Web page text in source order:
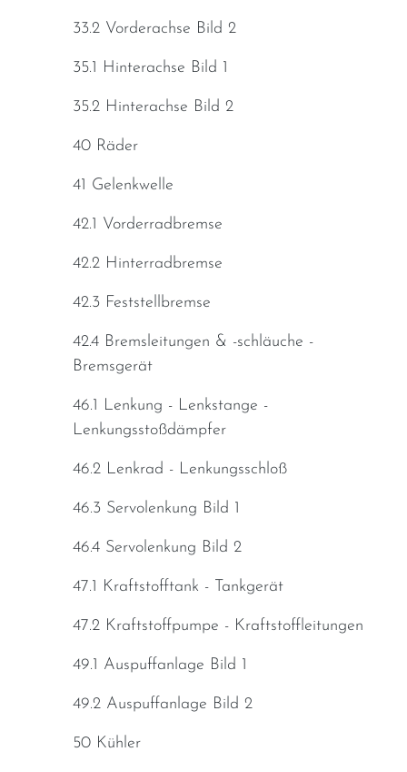
33.2 Vorderachse Bild 2
35.1 Hinterachse Bild 1
35.2 Hinterachse Bild 2
40 Räder
41 Gelenkwelle
42.1 Vorderradbremse
42.2 Hinterradbremse
42.3 Feststellbremse
42.4 Bremsleitungen & -schläuche -
Bremsgerät
46.1 Lenkung - Lenkstange -
Lenkungsstoßdämpfer
46.2 Lenkrad - Lenkungsschloß
46.3 Servolenkung Bild 1
46.4 Servolenkung Bild 2
47.1 Kraftstofftank - Tankgerät
47.2 Kraftstoffpumpe - Kraftstoffleitungen
49.1 Auspuffanlage Bild 1
49.2 Auspuffanlage Bild 2
50 Kühler